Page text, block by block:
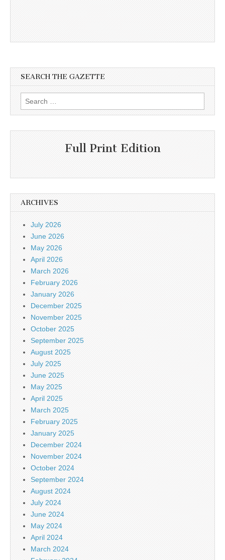
SEARCH THE GAZETTE
Search
for:
Full Print Edition
ARCHIVES
July 2026
June 2026
May 2026
April 2026
March 2026
February 2026
January 2026
December 2025
November 2025
October 2025
September 2025
August 2025
July 2025
June 2025
May 2025
April 2025
March 2025
February 2025
January 2025
December 2024
November 2024
October 2024
September 2024
August 2024
July 2024
June 2024
May 2024
April 2024
March 2024